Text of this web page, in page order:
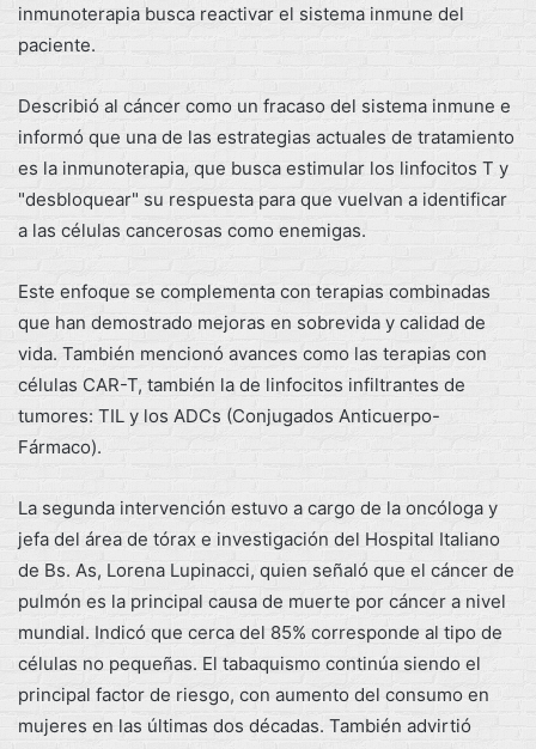
inmunoterapia busca reactivar el sistema inmune del
paciente.
Describió al cáncer como un fracaso del sistema inmune e
informó que una de las estrategias actuales de tratamiento
es la inmunoterapia, que busca estimular los linfocitos T y
"desbloquear" su respuesta para que vuelvan a identificar
a las células cancerosas como enemigas.
Este enfoque se complementa con terapias combinadas
que han demostrado mejoras en sobrevida y calidad de
vida. También mencionó avances como las terapias con
células CAR-T, también la de linfocitos infiltrantes de
tumores: TIL y los ADCs (Conjugados Anticuerpo-
Fármaco).
La segunda intervención estuvo a cargo de la oncóloga y
jefa del área de tórax e investigación del Hospital Italiano
de Bs. As, Lorena Lupinacci, quien señaló que el cáncer de
pulmón es la principal causa de muerte por cáncer a nivel
mundial. Indicó que cerca del 85% corresponde al tipo de
células no pequeñas. El tabaquismo continúa siendo el
principal factor de riesgo, con aumento del consumo en
mujeres en las últimas dos décadas. También advirtió